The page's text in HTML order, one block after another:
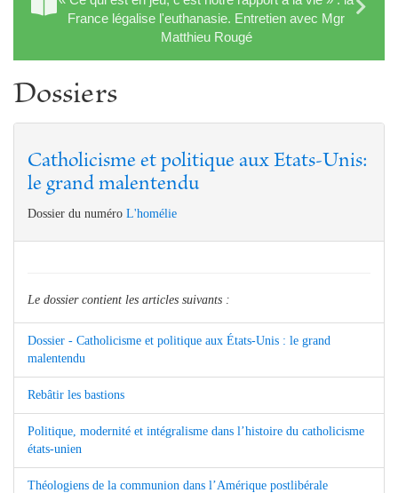
France légalise l'euthanasie. Entretien avec Mgr
Matthieu Rougé
Dossiers
Catholicisme et politique aux Etats-Unis:
le grand malentendu
Dossier du numéro L'homélie
Le dossier contient les articles suivants :
Dossier - Catholicisme et politique aux États-Unis : le grand
malentendu
Rebâtir les bastions
Politique, modernité et intégralisme dans l’histoire du catholicisme
états-unien
Théologiens de la communion dans l’Amérique postlibérale